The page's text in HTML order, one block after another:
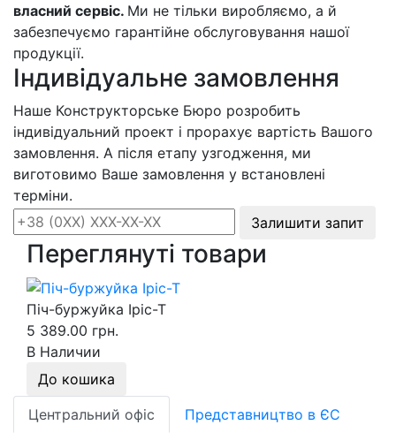
власний сервіс. Ми не тільки виробляємо, а й
забезпечуємо гарантійне обслуговування нашої
продукції.
Індивідуальне замовлення
Наше Конструкторське Бюро розробить
індивідуальний проект і прорахує вартість Вашого
замовлення. А після етапу узгодження, ми
виготовимо Ваше замовлення у встановлені
терміни.
Залишити запит
Переглянуті товари
Піч-буржуйка Іріс-Т
5 389.00 грн.
В Наличии
До кошика
Центральний офіс
Представництво в ЄС